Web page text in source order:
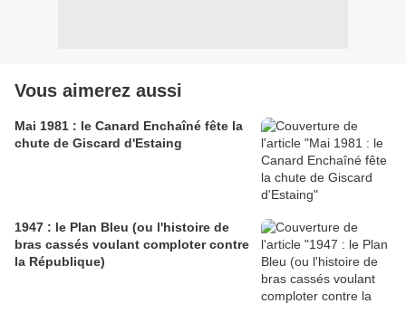
Vous aimerez aussi
Mai 1981 : le Canard Enchaîné fête la
chute de Giscard d'Estaing
1947 : le Plan Bleu (ou l'histoire de
bras cassés voulant comploter contre
la République)